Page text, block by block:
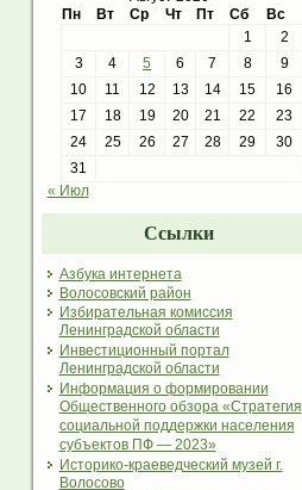
Пн
Вт Ср Чт Пт Сб
Вс
1
2
3
4 5 6 7 8
9
10
11 12 13 14 15
16
17
18 19 20 21 22
23
24
25 26 27 28 29
30
31
« Июл
Ссылки
Азбука интернета
Волосовский район
Избирательная комиссия
Ленинградской области
Инвестиционный портал
Ленинградской области
Информация о формировании
Общественного обзора «Стратегия
социальной поддержки населения
субъектов ПФ — 2023»
Историко-краеведческий музей г.
Волосово